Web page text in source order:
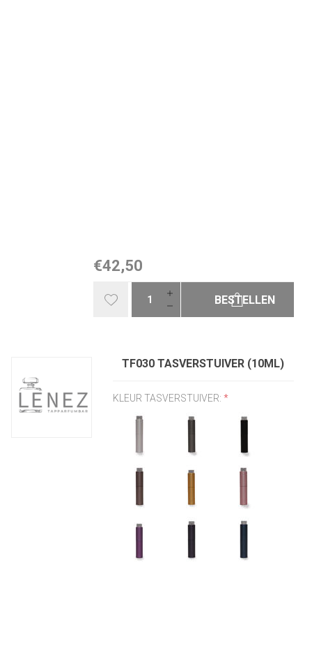
€42,50
BESTELLEN
TF030 TASVERSTUIVER (10ML)
KLEUR TASVERSTUIVER: *